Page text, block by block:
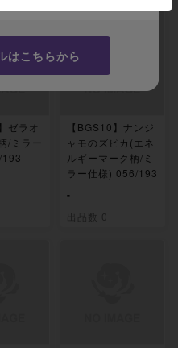
ゼラオ
/ミラー
【BGS10】ナンジ
ャモのズピカ(エネ
ルギーマーク柄/ミ
ラー仕様) 056/193
-
出品数 0
はこちらから